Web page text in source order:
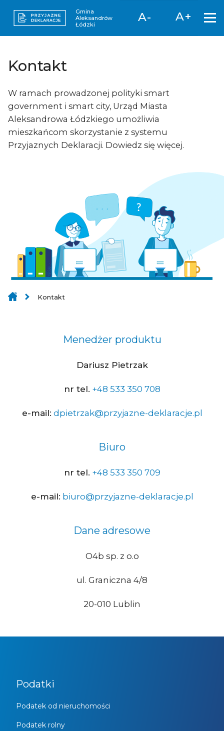
Gmina
Aleksandrów
Łódzki
A- A+
Kontakt
W ramach prowadzonej polityki smart
government i smart city, Urząd Miasta
Aleksandrowa Łódzkiego umożliwia
mieszkańcom skorzystanie z systemu
Przyjaznych Deklaracji. Dowiedz się więcej.
Kontakt
Menedżer produktu
Dariusz Pietrzak
nr tel. +48 533 350 708
e-mail: dpietrzak@przyjazne-deklaracje.pl
Biuro
nr tel. +48 533 350 709
e-mail: biuro@przyjazne-deklaracje.pl
Dane adresowe
O4b sp. z o.o
ul. Graniczna 4/8
20-010 Lublin
Podatki
Podatek od nieruchomości
Podatek rolny